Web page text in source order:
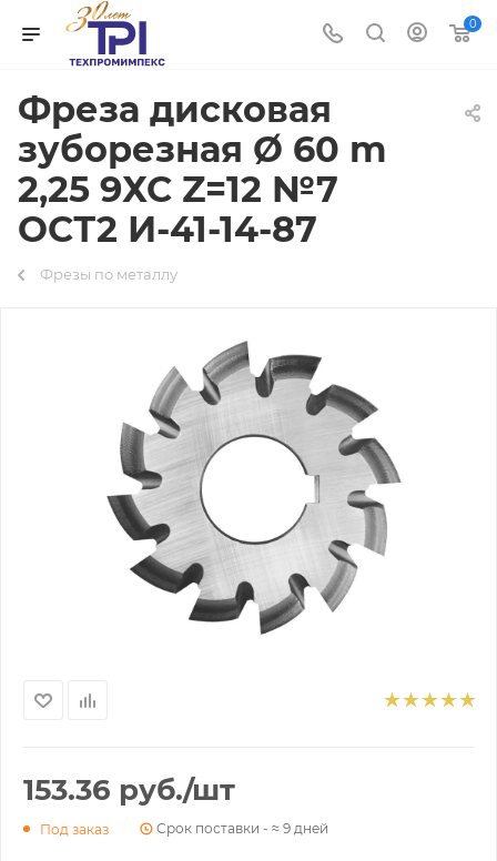
0
Фреза дисковая
зуборезная Ø 60 m
2,25 9ХС Z=12 №7
ОСТ2 И-41-14-87
Фрезы по металлу
153.36 руб./шт
Под заказ Срок поставки - ≈ 9 дней